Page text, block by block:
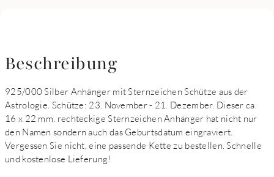
Beschreibung
925/000 Silber Anhänger mit Sternzeichen Schütze aus der
Astrologie. Schütze: 23. November - 21. Dezember. Dieser ca.
16 x 22 mm. rechteckige Sternzeichen Anhänger hat nicht nur
den Namen sondern auch das Geburtsdatum eingraviert.
Vergessen Sie nicht, eine passende Kette zu bestellen. Schnelle
und kostenlose Lieferung!